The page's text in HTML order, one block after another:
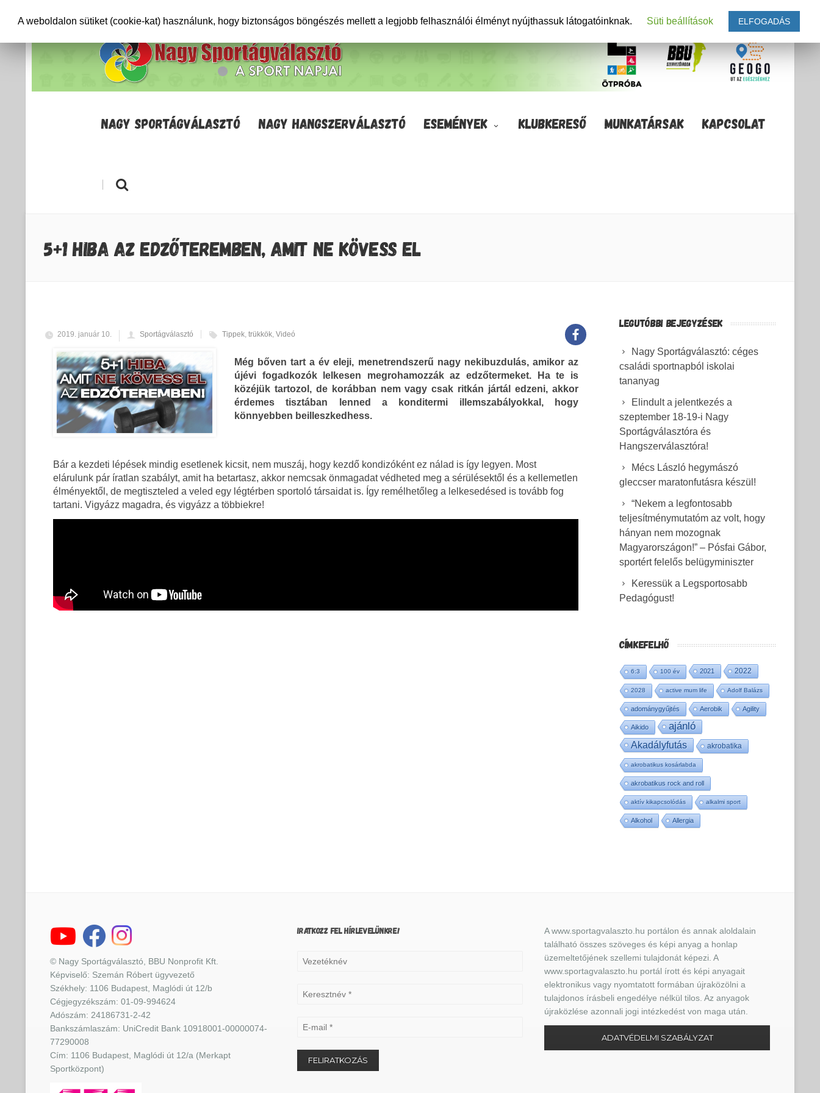
NAGY SPORTÁGVÁLASZTÓ NAGY HANGSZERVÁLASZTÓ ESEMÉNYEK KLUBKERESŐ MUNKATÁRSAK KAPCSOLAT
|
5+1 HIBA AZ EDZŐTEREMBEN, AMIT NE KÖVESS EL
2019. január 10. Sportágválasztó Tippek, trükkök, Videó
Még bőven tart a év eleji, menetrendszerű nagy nekibuzdulás, amikor az
újévi fogadkozók lelkesen megrohamozzák az edzőtermeket. Ha te is
közéjük tartozol, de korábban nem vagy csak ritkán jártál edzeni, akkor
érdemes tisztában lenned a konditermi illemszabályokkal, hogy
könnyebben beilleszkedhess.
Bár a kezdeti lépések mindig esetlenek kicsit, nem muszáj, hogy kezdő kondizóként ez nálad is így legyen. Most
elárulunk pár íratlan szabályt, amit ha betartasz, akkor nemcsak önmagadat védheted meg a sérülésektől és a kellemetlen
élményektől, de megtiszteled a veled egy légtérben sportoló társaidat is. Így remélhetőleg a lelkesedésed is tovább fog
tartani. Vigyázz magadra, és vigyázz a többiekre!
LEGUTÓBBI BEJEGYZÉSEK
Nagy Sportágválasztó: céges
családi sportnapból iskolai
tananyag
Elindult a jelentkezés a
szeptember 18-19-i Nagy
Sportágválasztóra és
Hangszerválasztóra!
Mécs László hegymászó
gleccser maratonfutásra készül!
“Nekem a legfontosabb
teljesítménymutatóm az volt, hogy
hányan nem mozognak
Magyarországon!” – Pósfai Gábor,
sportért felelős belügyminiszter
Keressük a Legsportosabb
Pedagógust!
CÍMKEFELHŐ
6:3 100 év 2021 2022
2028 active mum life Adolf Balázs
adománygyűjtés Aerobik Agility
Aikido ajánló
Akadályfutás akrobatika
akrobatikus kosárlabda
akrobatikus rock and roll
aktív kikapcsolódás alkalmi sport
Alkohol Allergia
© Nagy Sportágválasztó, BBU Nonprofit Kft.
Képviselő: Szemán Róbert ügyvezető
Székhely: 1106 Budapest, Maglódi út 12/b
Cégjegyzékszám: 01-09-994624
Adószám: 24186731-2-42
Bankszámlaszám: UniCredit Bank 10918001-00000074-
77290008
Cím: 1106 Budapest, Maglódi út 12/a (Merkapt
Sportközpont)
IRATKOZZ FEL HÍRLEVELÜNKRE!
A www.sportagvalaszto.hu portálon és annak aloldalain
található összes szöveges és képi anyag a honlap
üzemeltetőjének szellemi tulajdonát képezi. A
www.sportagvalaszto.hu portál írott és képi anyagait
elektronikus vagy nyomtatott formában újraközölni a
tulajdonos írásbeli engedélye nélkül tilos. Az anyagok
újraközlése azonnali jogi intézkedést von maga után.
ADATVÉDELMI SZABÁLYZAT
A weboldalon sütiket (cookie-kat) használunk, hogy biztonságos böngészés mellett a legjobb felhasználói élményt nyújthassuk látogatóinknak. Süti beállítások ELFOGADÁS